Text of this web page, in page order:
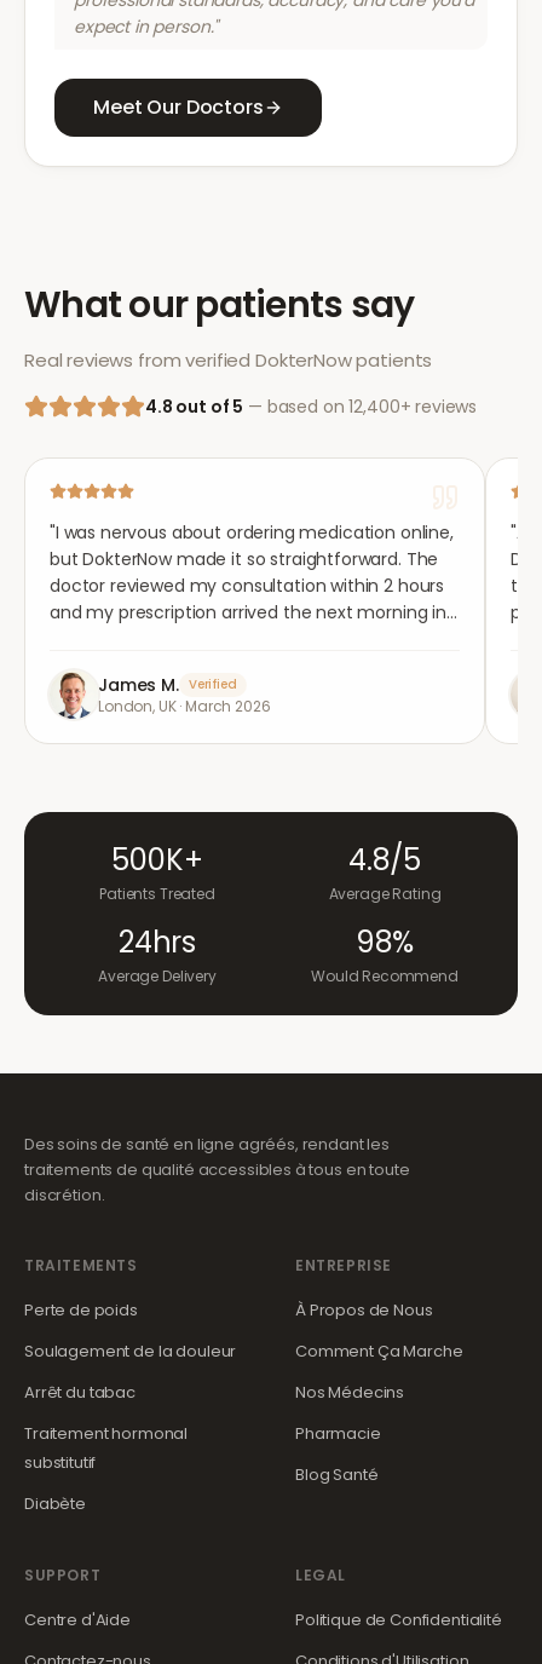
expect in person."
Meet Our Doctors
What our patients say
Real reviews from verified DokterNow patients
4.8 out of 5 — based on 12,400+ reviews
"I was nervous about ordering medication online,
but DokterNow made it so straightforward. The
doctor reviewed my consultation within 2 hours
and my prescription arrived the next morning in
impressed.
James M. Verified
London, UK· March 2026
"
500K+
Patients Treated
4.8/5
Average Rating
24hrs
Average Delivery
98%
Would Recommend
Des soins de santé en ligne agréés, rendant les
traitements de qualité accessibles à tous en toute
discrétion.
TRAITEMENTS
Perte de poids
Soulagement de la douleur
Arrêt du tabac
Traitement hormonal
substitutif
Diabète
ENTREPRISE
À Propos de Nous
Comment Ça Marche
Nos Médecins
Pharmacie
Blog Santé
SUPPORT
Centre d'Aide
LEGAL
Politique de Confidentialité